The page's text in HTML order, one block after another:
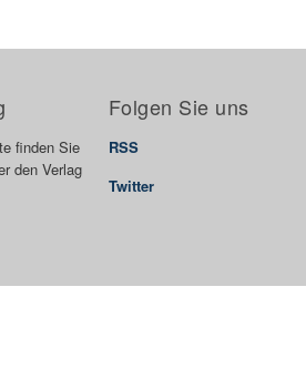
finden Sie
den Verlag
Folgen Sie uns
RSS
Twitter